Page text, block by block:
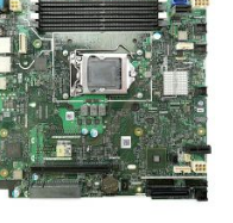
MA
LISTE
D’ENVIE
COMPARATEUR